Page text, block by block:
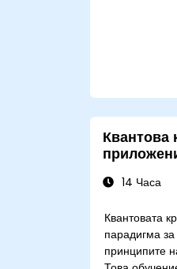
Квантова
14 Часа
Квантовата
парадигма за
принципите